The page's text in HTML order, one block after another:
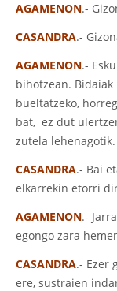
AGAMENON.-
CASANDRA.-
AGAMENON.-
bihotzean.
bueltatzeko,
bat, ez dut
zutela lehenagotik.
CASANDRA.- Bai
elkarrekin etorri
AGAMENON.-
egongo zara
CASANDRA.- Ezer
ere, sustraien